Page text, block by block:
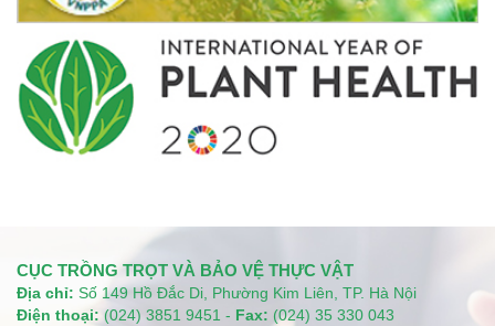
CỤC TRỒNG TRỌT VÀ BẢO VỆ THỰC VẬT
Địa chỉ: Số 149 Hồ Đắc Di, Phường Kim Liên, TP. Hà Nội
Điện thoại: (024) 3851 9451 - Fax: (024) 35 330 043